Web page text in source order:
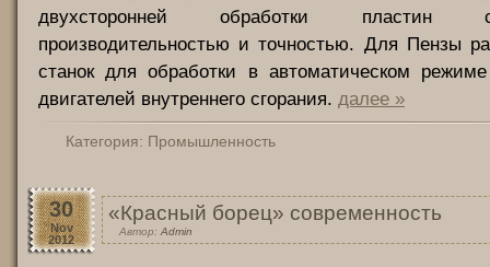
двухсторонней обработки
производительностью и точностью. Для Пензы
станок для обработки в автоматическом
двигателей внутреннего сгорания. далее »
Категория: Промышленность
30
Nov
2012
«Красный борец» современность
Автор: Admin